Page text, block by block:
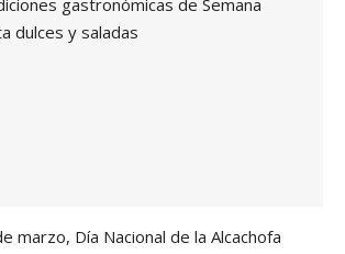
gastronómicas de Semana
dulces y saladas
marzo, Día Nacional de la Alcachofa